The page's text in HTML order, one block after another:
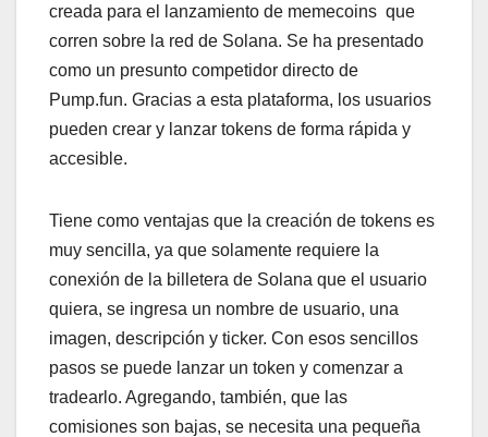
creada para el lanzamiento de memecoins que
corren sobre la red de Solana. Se ha presentado
como un presunto competidor directo de
Pump.fun. Gracias a esta plataforma, los usuarios
pueden crear y lanzar tokens de forma rápida y
accesible.
Tiene como ventajas que la creación de tokens es
muy sencilla, ya que solamente requiere la
conexión de la billetera de Solana que el usuario
quiera, se ingresa un nombre de usuario, una
imagen, descripción y ticker. Con esos sencillos
pasos se puede lanzar un token y comenzar a
tradearlo. Agregando, también, que las
comisiones son bajas, se necesita una pequeña